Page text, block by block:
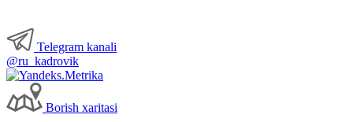
Telegram kanali
@ru_kadrovik
Borish хaritasi